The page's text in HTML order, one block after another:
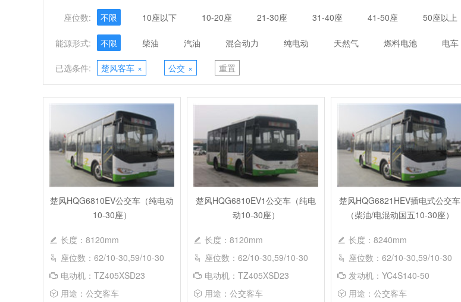
座位数: 不限 10座以下 10-20座 21-30座 31-40座 41-50座 50座以上
能源形式: 不限 柴油 汽油 混合动力 纯电动 天然气 燃料电池 电车
已选条件: 楚风客车 × 公交 × 重置
楚风HQG6810EV公交车（纯电动
10-30座）
长度：8120mm
座位数：62/10-30,59/10-30
电动机：TZ405XSD23
用途：公交客车
楚风HQG6810EV1公交车（纯电
动10-30座）
长度：8120mm
座位数：62/10-30,59/10-30
电动机：TZ405XSD23
用途：公交客车
楚风HQG6821HEV插电式公交车
（柴油/电混动国五10-30座）
长度：8240mm
座位数：62/10-30,59/10-30
发动机：YC4S140-50
用途：公交客车